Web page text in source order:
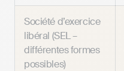
Société d’exercice
libéral (SEL –
différentes formes
possibles)